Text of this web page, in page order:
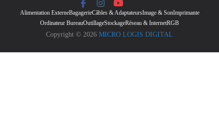
Alimentation ExterneBagagerieCâbles & AdaptateursImage & SonImprimante
Ordinateur BureauOutillageStockageRéseau & InternetRGB
Copyright © 2026 MICRO LOGIS DIGITAL